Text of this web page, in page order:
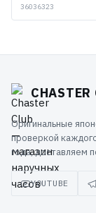
36036323
CHASTER
Оригинальные
проверкой
года, доставляем
YOUTUBE